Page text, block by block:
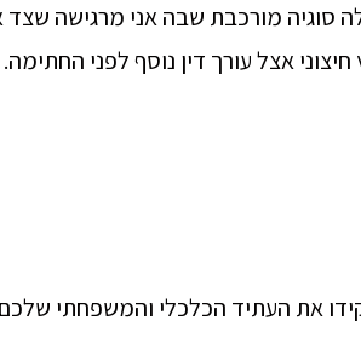
סוגיה מורכבת שבה אני מרגישה
אצל עורך דין נוסף לפני
את העתיד הכלכלי והמשפחתי